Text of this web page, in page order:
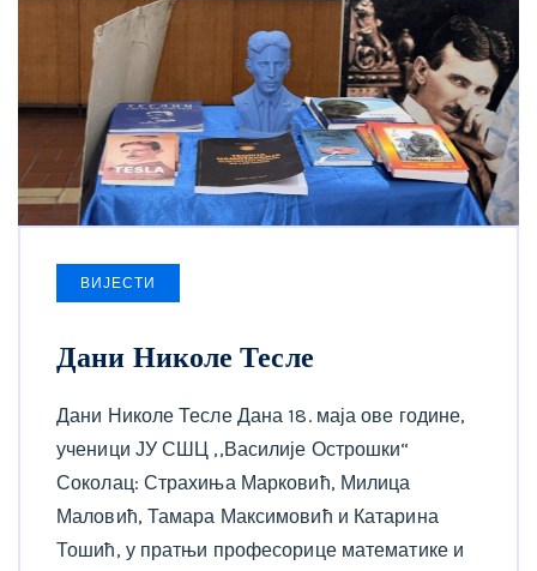
ВИЈЕСТИ
Дани Николе Тесле
Дани Николе Тесле Дана 18. маја ове године,
ученици ЈУ СШЦ ,,Василије Острошки“
Соколац: Страхиња Марковић, Милица
Маловић, Тамара Максимовић и Катарина
Тошић, у пратњи професорице математике и